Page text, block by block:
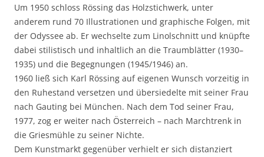
Um 1950 schloss Rössing das Holzstichwerk, unter
anderem rund 70 Illustrationen und graphische Folgen, mit
der Odyssee ab. Er wechselte zum Linolschnitt und knüpfte
dabei stilistisch und inhaltlich an die Traumblätter (1930–
1935) und die Begegnungen (1945/1946) an.
1960 ließ sich Karl Rössing auf eigenen Wunsch vorzeitig in
den Ruhestand versetzen und übersiedelte mit seiner Frau
nach Gauting bei München. Nach dem Tod seiner Frau,
1977, zog er weiter nach Österreich – nach Marchtrenk in
die Griesmühle zu seiner Nichte.
Dem Kunstmarkt gegenüber verhielt er sich distanziert